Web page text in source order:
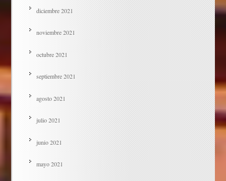
diciembre 2021
noviembre 2021
octubre 2021
septiembre 2021
agosto 2021
julio 2021
junio 2021
mayo 2021